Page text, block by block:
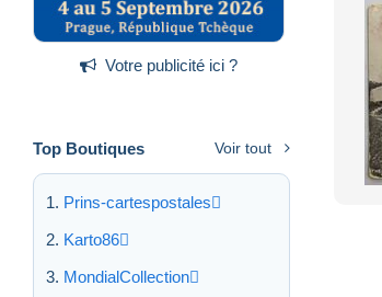
Votre publicité ici ?
Top Boutiques Voir tout
Prins-cartespostales
Karto86
MondialCollection